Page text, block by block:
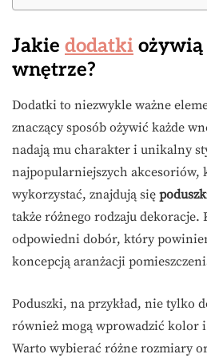
Jakie dodatki
wnętrze?
Dodatki to niezwykle ważne
znaczący sposób ożywić każde
nadają mu charakter i unikalny
najpopularniejszych akcesoriów,
wykorzystać, znajdują się
także różnego rodzaju dekoracje.
odpowiedni dobór, który
koncepcją aranżacji
Poduszki, na przykład, nie tylko
również mogą wprowadzić kolor
Warto wybierać różne rozmiary